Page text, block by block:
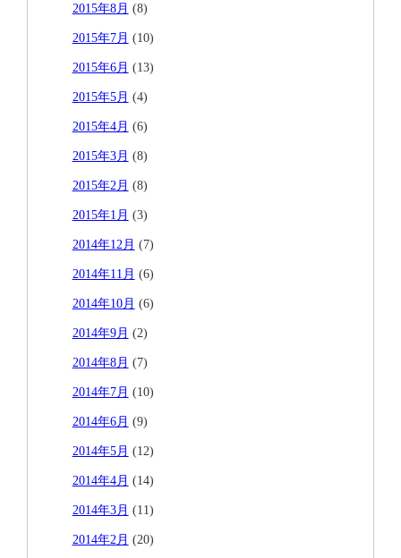
2015年8月 (8)
2015年7月 (10)
2015年6月 (13)
2015年5月 (4)
2015年4月 (6)
2015年3月 (8)
2015年2月 (8)
2015年1月 (3)
2014年12月 (7)
2014年11月 (6)
2014年10月 (6)
2014年9月 (2)
2014年8月 (7)
2014年7月 (10)
2014年6月 (9)
2014年5月 (12)
2014年4月 (14)
2014年3月 (11)
2014年2月 (20)